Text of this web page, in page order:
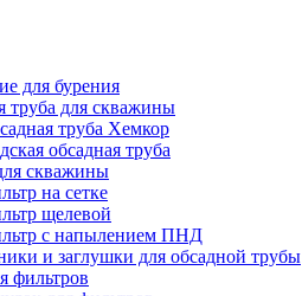
для бурения
труба для скважины
труба Хемкор
обсадная труба
скважины
на сетке
щелевой
с напылением ПНД
и заглушки для обсадной трубы
фильтров